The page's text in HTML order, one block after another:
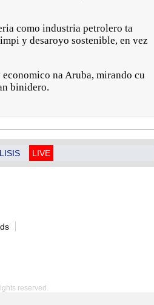
como industria petrolero ta
y desaroyo sostenible, en vez
na Aruba, mirando cu
binidero.
LIVE
reserved.